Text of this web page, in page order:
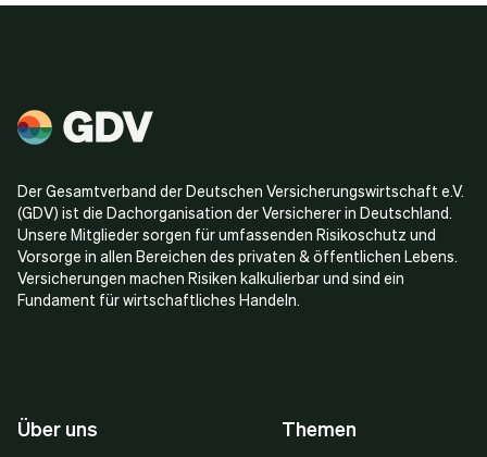
Der Gesamtverband der Deutschen Versicherungswirtschaft e.V.
(GDV) ist die Dachorganisation der Versicherer in Deutschland.
Unsere Mitglieder sorgen für umfassenden Risikoschutz und
Vorsorge in allen Bereichen des privaten & öffentlichen Lebens.
Versicherungen machen Risiken kalkulierbar und sind ein
Fundament für wirtschaftliches Handeln.
Über uns Themen